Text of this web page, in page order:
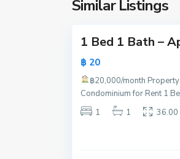
Similar Listings
a
1 Bed 1 Bath –
฿ 20
฿20,000/month
Condominium for Rent 1
1
1 36.00
P